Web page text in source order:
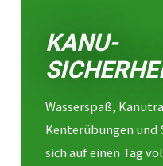
KANU-
Wasserspaß,
Kenterübungen und
sich auf einen Tag